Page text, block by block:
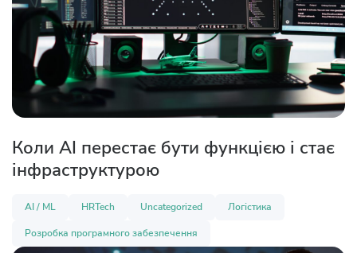
Коли AI перестає бути функцією і стає
інфраструктурою
AI / ML HRTech Uncategorized Логістика
Розробка програмного забезпечення